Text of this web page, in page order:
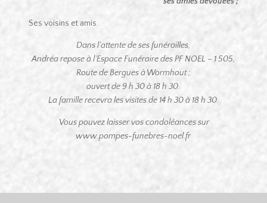
Ses voisins et amis.
Dans l’attente de ses funérailles,
Andréa repose à l’Espace Funéraire des PF NOEL – 1 505,
Route de Bergues à Wormhout ;
ouvert de 9 h 30 à 18 h 30.
La famille recevra les visites de 14 h 30 à 18 h 30.
Vous pouvez laisser vos condoléances sur
www.pompes-funebres-noel.fr